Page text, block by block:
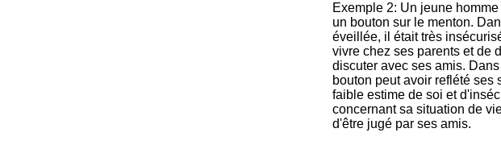
Exemple 2: Un jeune
un bouton sur le menton.
éveillée, il était très
vivre chez ses parents et de
discuter avec ses amis.
bouton peut avoir reflété ses
faible estime de soi et
concernant sa situation de
d'être jugé par ses amis.